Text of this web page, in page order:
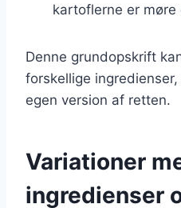
kartoflerne er
Denne grundopskrift
forskellige
egen version af retten.
Variationer
ingredienser